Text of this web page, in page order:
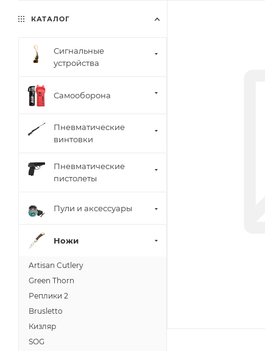
КАТАЛОГ
Сигнальные
устройства
Самооборона
Пневматические
винтовки
Пневматические
пистолеты
Пули и аксессуары
Ножи
Artisan Cutlery
Green Thorn
Реплики 2
Brusletto
Кизляр
SOG